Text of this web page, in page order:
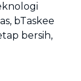
bTaskee
bersih,